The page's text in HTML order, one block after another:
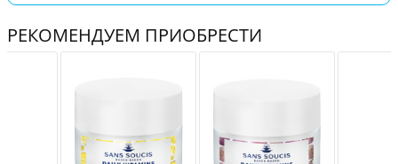
РЕКОМЕНДУЕМ ПРИОБРЕСТИ